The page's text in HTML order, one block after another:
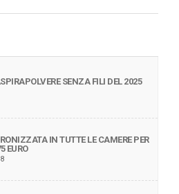
SENZA FILI DEL 2025
IN TUTTE LE CAMERE PER
EURO